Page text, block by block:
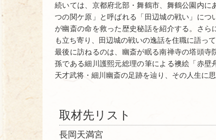
続いては、京都府北部・舞鶴市、舞鶴公園内
つの関ケ原」と呼ばれる「田辺城の戦い」につ
が幽斎の命を救った歴史秘話を紹介する。さ
も立ち寄り、田辺城の戦いの逸話を住職に語って
最後に訪ねるのは、幽斎が眠る南禅寺の塔頭
孫である細川護熙元総理の筆による襖絵「赤
天才武将・細川幽斎の足跡を辿り、その人生に思
取材先リスト
長岡天満宮